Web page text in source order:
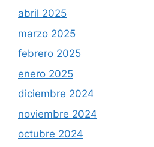
abril 2025
marzo 2025
febrero 2025
enero 2025
diciembre 2024
noviembre 2024
octubre 2024